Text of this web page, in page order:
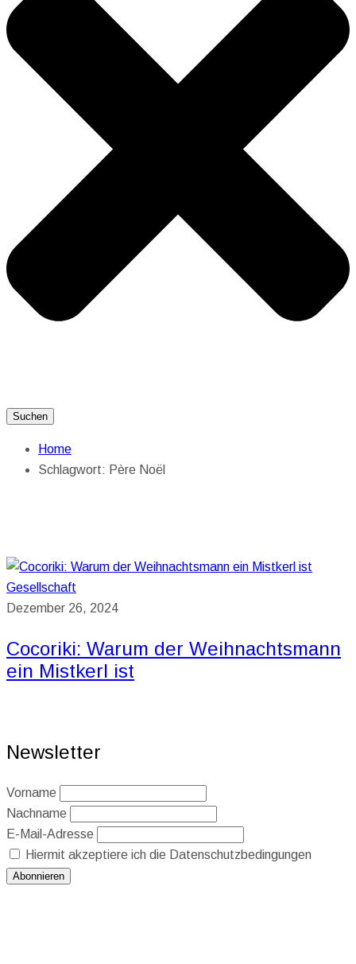
Suchen
Home
Schlagwort: Père Noël
Gesellschaft
Dezember 26, 2024
Cocoriki: Warum der Weihnachtsmann
ein Mistkerl ist
Newsletter
Vorname
Nachname
E-Mail-Adresse
Hiermit akzeptiere ich die Datenschutzbedingungen